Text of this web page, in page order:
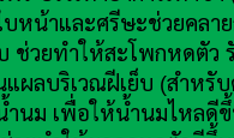
หน้าและศรีษะช่วยคลา
ช่วยทำให้สะโพกหดตัว
แผลบริเวณฝีเย็บ (สำหรั
ำนม เพื่อให้น้ำนมไหล